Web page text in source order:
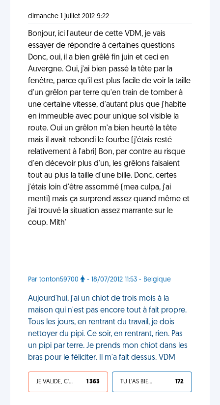
dimanche 1 juillet 2012 9:22
Bonjour, ici l'auteur de cette VDM, je vais
essayer de répondre à certaines questions
Donc, oui, il a bien grêlé fin juin et ceci en
Auvergne. Oui, j'ai bien passé la tête par la
fenêtre, parce qu'il est plus facile de voir la taille
d'un grêlon par terre qu'en train de tomber à
une certaine vitesse, d'autant plus que j'habite
en immeuble avec pour unique sol visible la
route. Oui un grêlon m'a bien heurté la tête
mais il avait rebondi le fourbe (j'étais resté
relativement à l'abri) Bon, par contre au risque
d'en décevoir plus d'un, les grêlons faisaient
tout au plus la taille d'une bille. Donc, certes
j'étais loin d'être assommé (mea culpa, j'ai
menti) mais ça surprend assez quand même et
j'ai trouvé la situation assez marrante sur le
coup. Mith'
Par tonton59700 - 18/07/2012 11:53 - Belgique
Aujourd'hui, j'ai un chiot de trois mois à la
maison qui n'est pas encore tout à fait propre.
Tous les jours, en rentrant du travail, je dois
nettoyer du pipi. Ce soir, en rentrant, rien. Pas
un pipi par terre. Je prends mon chiot dans les
bras pour le féliciter. Il m'a fait dessus. VDM
JE VALIDE, C'EST UNE VDM 1 363 TU L'AS BIEN MÉRITÉ 172